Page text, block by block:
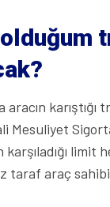
Mesuliyet
karşıladığı
taraf araç